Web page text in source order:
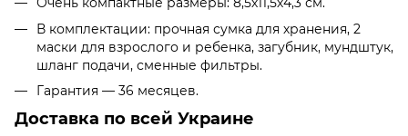
В комплектации: прочная сумка для хранения, 2
маски для взрослого и ребенка, загубник, мундштук,
шланг подачи, сменные фильтры.
Гарантия — 36 месяцев.
Доставка по всей Украине